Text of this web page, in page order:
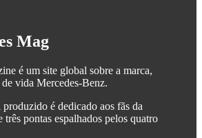
Mag
é um site global sobre a marca,
vida Mercedes-Benz.
é dedicado aos fãs da
três pontas espalhados pelos quatro